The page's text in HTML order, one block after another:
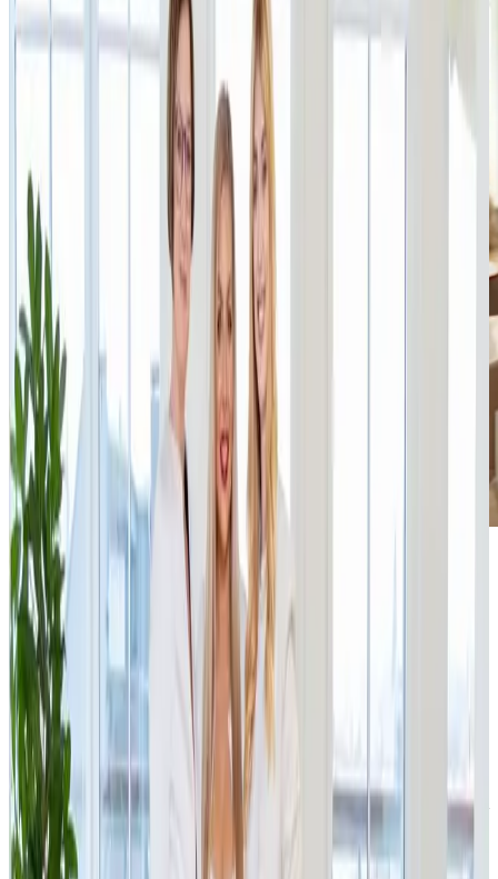
Investiční skupina JSK Investments
úspěšně získala licenci k založení a řízení samosprávného
investičního fondu kvalifikovaných investorů typu SICAV.
Tento krok představuje zásadní milník v rozvoji skupiny
JSK a umožní ji rozčlenit investiční aktivity do
samostatných podfondů. Počáteční objem prostředků
činí zhruba 2 miliardy korun a do několika let se počítá
s navýšením do řádu vyšších jednotek miliard korun.
Fond je otevřen kvalifikovaným investorům s minimální
investicí 125 000 EUR.